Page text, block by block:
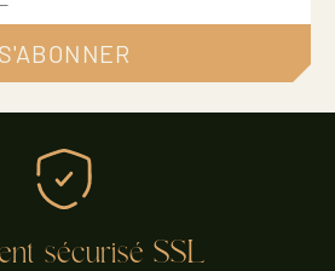
S'ABONNER
sécurisé SSL